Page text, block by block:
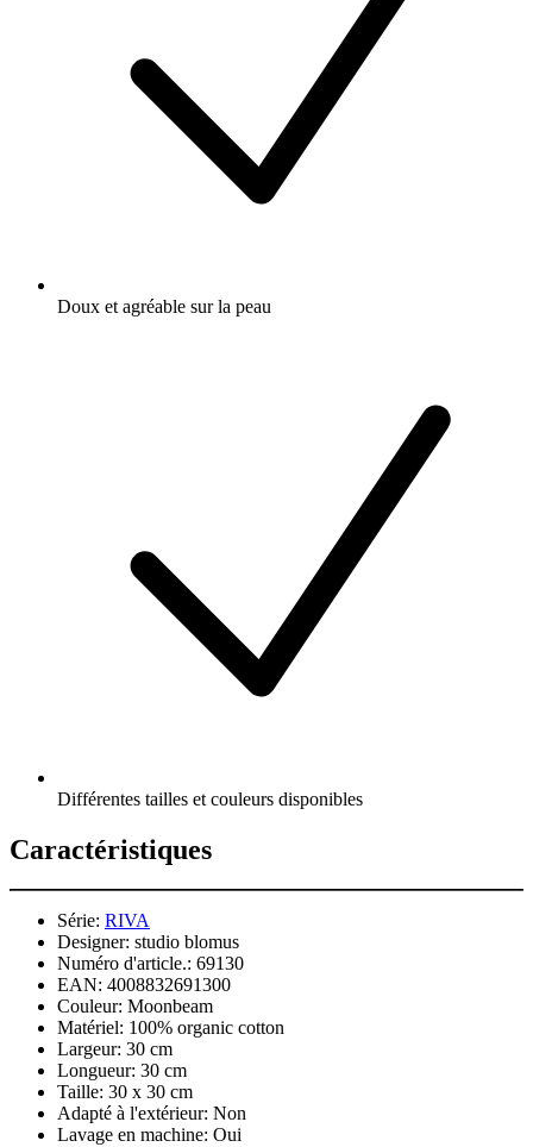
Doux et agréable sur la peau
Différentes tailles et couleurs disponibles
Caractéristiques
Série: RIVA
Designer: studio blomus
Numéro d'article.: 69130
EAN: 4008832691300
Couleur: Moonbeam
Matériel: 100% organic cotton
Largeur: 30 cm
Longueur: 30 cm
Taille: 30 x 30 cm
Adapté à l'extérieur: Non
Lavage en machine: Oui